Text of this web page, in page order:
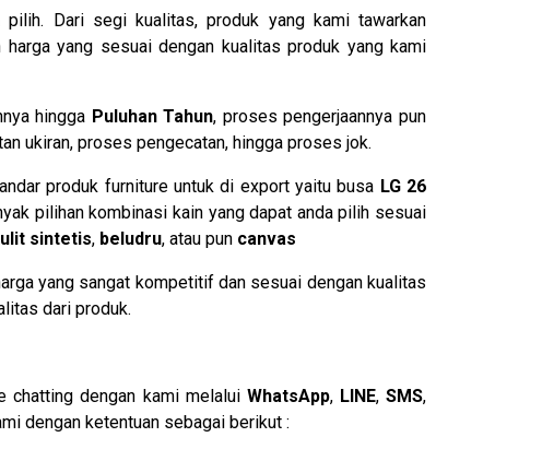
Dari segi kualitas, produk yang kami tawarkan
yang sesuai dengan kualitas produk yang kami
hingga Puluhan Tahun, proses pengerjaannya pun
ukiran, proses pengecatan, hingga proses jok.
produk furniture untuk di export yaitu busa LG 26
pilihan kombinasi kain yang dapat anda pilih sesuai
sintetis, beludru, atau pun canvas
yang sangat kompetitif dan sesuai dengan kualitas
dari produk.
chatting dengan kami melalui WhatsApp, LINE,SMS,
dengan ketentuan sebagai berikut :